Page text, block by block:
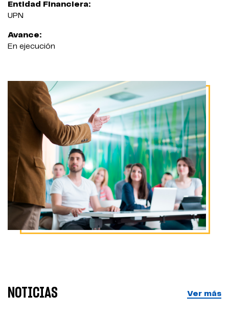
Entidad Financiera:
UPN
Avance:
En ejecución
NOTICIAS Ver más